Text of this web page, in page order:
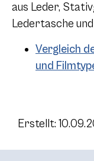
aus Leder,
Ledertasche
Vergleich
und
Erstellt: